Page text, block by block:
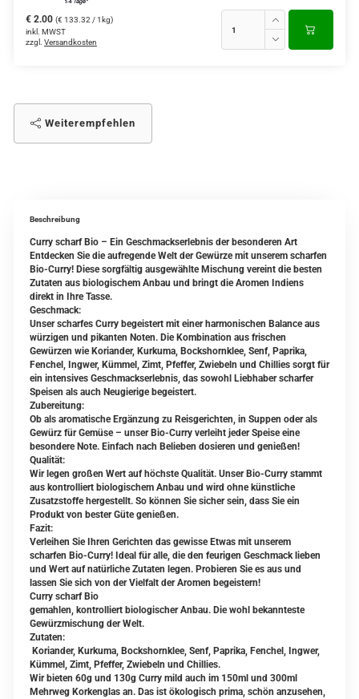
€ 2.00 (€ 133.32 / 1kg)
inkl. MWST
zzgl. Versandkosten
Weiterempfehlen
Beschreibung
Curry scharf Bio – Ein Geschmackserlebnis der besonderen Art
Entdecken Sie die aufregende Welt der Gewürze mit unserem scharfen
Bio-Curry! Diese sorgfältig ausgewählte Mischung vereint die besten
Zutaten aus biologischem Anbau und bringt die Aromen Indiens
direkt in Ihre Tasse.
Geschmack:
Unser scharfes Curry begeistert mit einer harmonischen Balance aus
würzigen und pikanten Noten. Die Kombination aus frischen
Gewürzen wie Koriander, Kurkuma, Bockshornklee, Senf, Paprika,
Fenchel, Ingwer, Kümmel, Zimt, Pfeffer, Zwiebeln und Chillies sorgt für
ein intensives Geschmackserlebnis, das sowohl Liebhaber scharfer
Speisen als auch Neugierige begeistert.
Zubereitung:
Ob als aromatische Ergänzung zu Reisgerichten, in Suppen oder als
Gewürz für Gemüse – unser Bio-Curry verleiht jeder Speise eine
besondere Note. Einfach nach Belieben dosieren und genießen!
Qualität:
Wir legen großen Wert auf höchste Qualität. Unser Bio-Curry stammt
aus kontrolliert biologischem Anbau und wird ohne künstliche
Zusatzstoffe hergestellt. So können Sie sicher sein, dass Sie ein
Produkt von bester Güte genießen.
Fazit:
Verleihen Sie Ihren Gerichten das gewisse Etwas mit unserem
scharfen Bio-Curry! Ideal für alle, die den feurigen Geschmack lieben
und Wert auf natürliche Zutaten legen. Probieren Sie es aus und
lassen Sie sich von der Vielfalt der Aromen begeistern!
Curry scharf Bio
gemahlen, kontrolliert biologischer Anbau. Die wohl bekannteste
Gewürzmischung der Welt.
Zutaten:
Koriander, Kurkuma, Bockshornklee, Senf, Paprika, Fenchel, Ingwer,
Kümmel, Zimt, Pfeffer, Zwiebeln und Chillies.
Wir bieten 60g und 130g Curry mild auch im 150ml und 300ml
Mehrweg Korkenglas an. Das ist ökologisch prima, schön anzusehen,